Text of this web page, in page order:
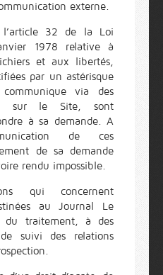
externe.
l’article 32 de la Loi
1978 relative à
et aux libertés,
par un astérisque
via des
sur le Site, sont
à sa demande. A
de ces
de sa demande
rendu impossible.
qui concernent
au Journal Le
du traitement, à des
suivi des relations